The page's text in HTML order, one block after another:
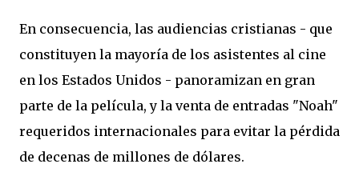
En consecuencia, las audiencias cristianas - que
constituyen la mayoría de los asistentes al cine
en los Estados Unidos - panoramizan en gran
parte de la película, y la venta de entradas "Noah"
requeridos internacionales para evitar la pérdida
de decenas de millones de dólares.